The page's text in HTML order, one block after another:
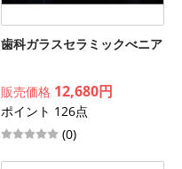
歯科ガラスセラミックべニア
販売価格 12,680円
ポイント 126点
(0)